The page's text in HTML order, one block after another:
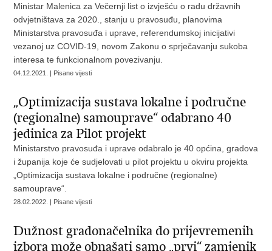
Ministar Malenica za Večernji list o izvješću o radu državnih
odvjetništava za 2020., stanju u pravosuđu, planovima
Ministarstva pravosuđa i uprave, referendumskoj inicijativi
vezanoj uz COVID-19, novom Zakonu o sprječavanju sukoba
interesa te funkcionalnom povezivanju.
04.12.2021. | Pisane vijesti
„Optimizacija sustava lokalne i područne
(regionalne) samouprave“ odabrano 40
jedinica za Pilot projekt
Ministarstvo pravosuđa i uprave odabralo je 40 općina, gradova
i županija koje će sudjelovati u pilot projektu u okviru projekta
„Optimizacija sustava lokalne i područne (regionalne)
samouprave“.
28.02.2022. | Pisane vijesti
Dužnost gradonačelnika do prijevremenih
izbora može obnašati samo „prvi“ zamjenik